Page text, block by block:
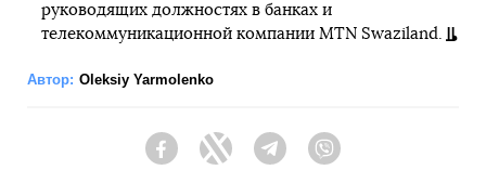
руководящих должностях в банках и
телекоммуникационной компании MTN Swaziland.
Автор: Oleksiy Yarmolenko
FacebookTwitter Telegram